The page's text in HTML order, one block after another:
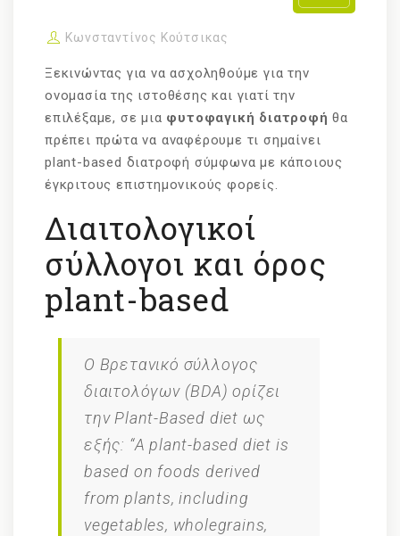
Κωνσταντίνος Κούτσικας
Ξεκινώντας για να ασχοληθούμε για την
ονομασία της ιστοθέσης και γιατί την
επιλέξαμε, σε μια φυτοφαγική διατροφή θα
πρέπει πρώτα να αναφέρουμε τι σημαίνει
plant-based διατροφή σύμφωνα με κάποιους
έγκριτους επιστημονικούς φορείς.
Διαιτολογικοί
σύλλογοι και όρος
plant-based
O Βρετανικό σύλλογος
διαιτολόγων (BDA) ορίζει
την Plant-Based diet ως
εξής: “A plant-based diet is
based on foods derived
from plants, including
vegetables, wholegrains,